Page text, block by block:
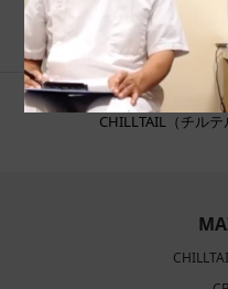
CHILLTAIL（チル